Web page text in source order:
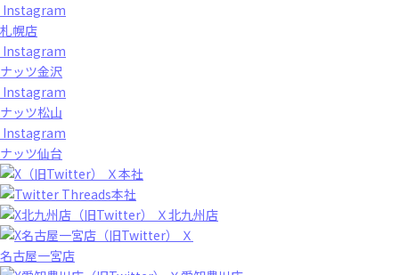
Instagram
札幌店
Instagram
ナッツ金沢
Instagram
ナッツ松山
Instagram
ナッツ仙台
Ｘ本社
Threads本社
Ｘ北九州店
Ｘ
名古屋一宮店